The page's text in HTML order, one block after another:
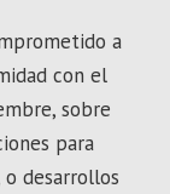
a
con el
sobre
para
desarrollos